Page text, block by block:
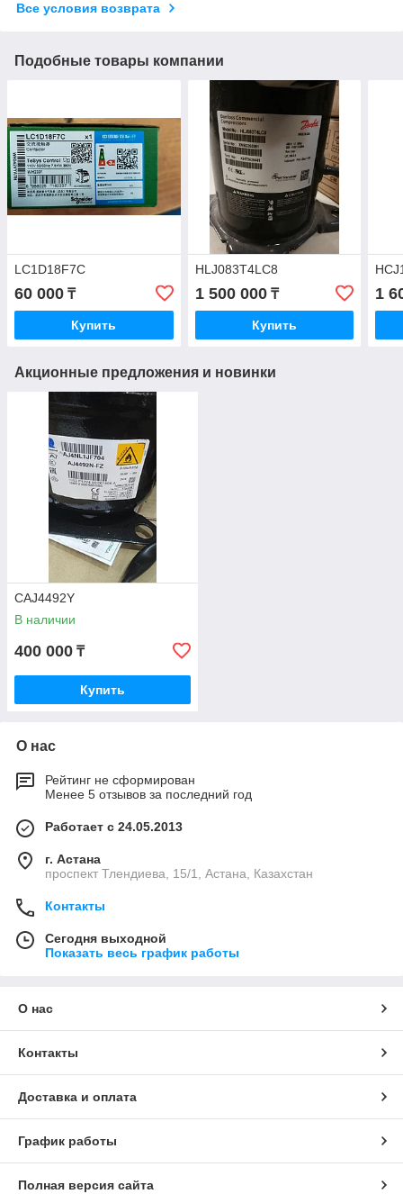
Все условия возврата
Подобные товары компании
LC1D18F7C
60 000 ₸
Купить
HLJ083T4LC8
1 500 000₸
Купить
1
Акционные предложения и новинки
CAJ4492Y
В наличии
400 000 ₸
Купить
О нас
Рейтинг не сформирован
Менее 5 отзывов за последний год
Работает с 24.05.2013
г. Астана
проспект Тлендиева, 15/1, Астана, Казахстан
Контакты
Сегодня выходной
Показать весь график работы
О нас
Контакты
Доставка и оплата
График работы
Полная версия сайта